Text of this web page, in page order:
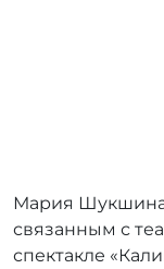
Мария
связанным с
спектакле